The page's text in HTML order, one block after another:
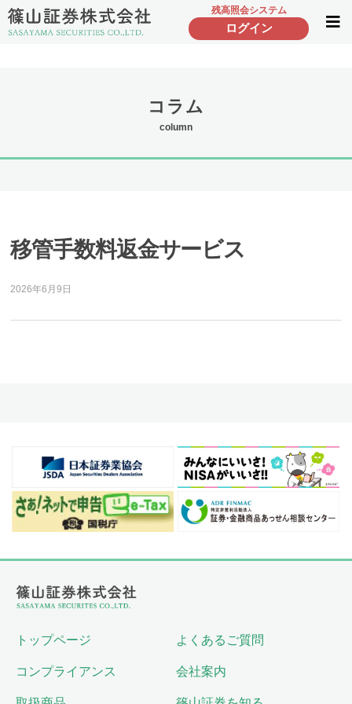
残高照会システム
ログイン
コラム
column
移管手数料返金サービス
2026年6月9日
トップページ よくあるご質問
コンプライアンス 会社案内